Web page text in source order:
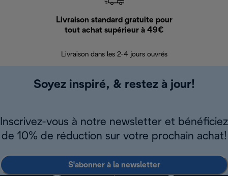
Livraison standard gratuite pour
tout achat supérieur à 49€
Livraison dans les 2-4 jours ouvrés
Soyez inspiré, & restez à jour!
Inscrivez-vous à notre newsletter et bénéficiez
de 10% de réduction sur votre prochain achat!
S'abonner à la newsletter